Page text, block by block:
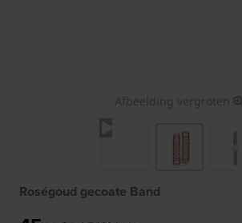
Afbeelding vergroten
Roségoud gecoate Band